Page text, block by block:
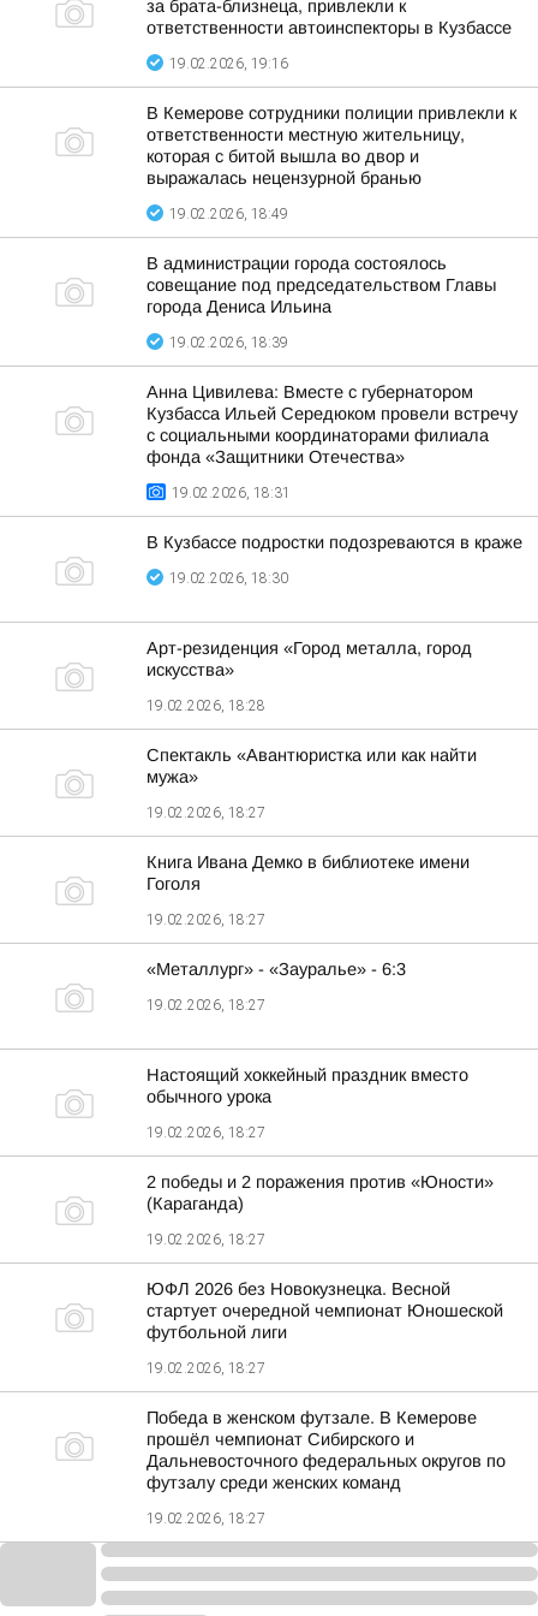
за брата-близнеца, привлекли к
ответственности автоинспекторы в Кузбассе
19.02.2026, 19:16
В Кемерове сотрудники полиции привлекли к
ответственности местную жительницу,
которая с битой вышла во двор и
выражалась нецензурной бранью
19.02.2026, 18:49
В администрации города состоялось
совещание под председательством Главы
города Дениса Ильина
19.02.2026, 18:39
Анна Цивилева: Вместе с губернатором
Кузбасса Ильей Середюком провели встречу
с социальными координаторами филиала
фонда «Защитники Отечества»
19.02.2026, 18:31
В Кузбассе подростки подозреваются в краже
19.02.2026, 18:30
Арт-резиденция «Город металла, город
искусства»
19.02.2026, 18:28
Спектакль «Авантюристка или как найти
мужа»
19.02.2026, 18:27
Книга Ивана Демко в библиотеке имени
Гоголя
19.02.2026, 18:27
«Металлург» - «Зауралье» - 6:3
19.02.2026, 18:27
Настоящий хоккейный праздник вместо
обычного урока
19.02.2026, 18:27
2 победы и 2 поражения против «Юности»
(Караганда)
19.02.2026, 18:27
ЮФЛ 2026 без Новокузнецка. Весной
стартует очередной чемпионат Юношеской
футбольной лиги
19.02.2026, 18:27
Победа в женском футзале. В Кемерове
прошёл чемпионат Сибирского и
Дальневосточного федеральных округов по
футзалу среди женских команд
19.02.2026, 18:27